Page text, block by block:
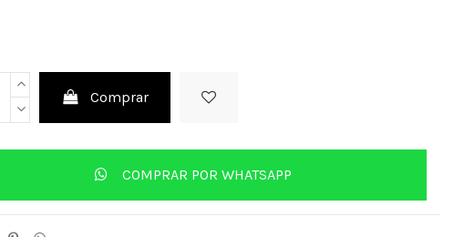
Comprar
COMPRAR POR WHATSAPP